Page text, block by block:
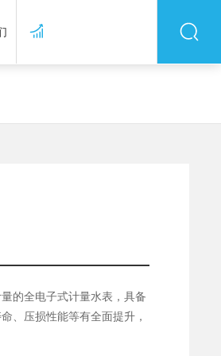
的全电子式计量水表，具备
、压损性能等有全面提升，